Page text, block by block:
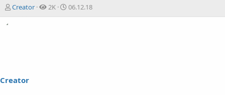
А
в
ы
Creator 2K
Д
а
06.12.18
Creator